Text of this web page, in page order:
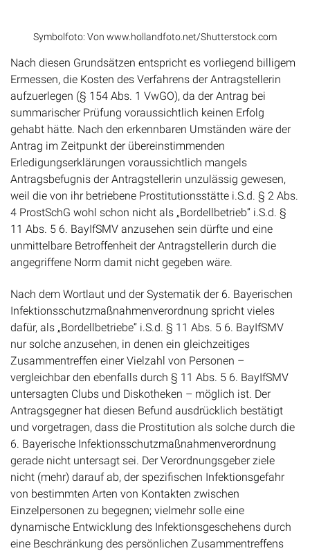
Symbolfoto: Von www.hollandfoto.net/Shutterstock.com
Nach diesen Grundsätzen entspricht es vorliegend billigem
Ermessen, die Kosten des Verfahrens der Antragstellerin
aufzuerlegen (§ 154 Abs. 1 VwGO), da der Antrag bei
summarischer Prüfung voraussichtlich keinen Erfolg
gehabt hätte. Nach den erkennbaren Umständen wäre der
Antrag im Zeitpunkt der übereinstimmenden
Erledigungserklärungen voraussichtlich mangels
Antragsbefugnis der Antragstellerin unzulässig gewesen,
weil die von ihr betriebene Prostitutionsstätte i.S.d. § 2 Abs.
4 ProstSchG wohl schon nicht als „Bordellbetrieb“ i.S.d. §
11 Abs. 5 6. BayIfSMV anzusehen sein dürfte und eine
unmittelbare Betroffenheit der Antragstellerin durch die
angegriffene Norm damit nicht gegeben wäre.
Nach dem Wortlaut und der Systematik der 6. Bayerischen
Infektionsschutzmaßnahmenverordnung spricht vieles
dafür, als „Bordellbetriebe“ i.S.d. § 11 Abs. 5 6. BayIfSMV
nur solche anzusehen, in denen ein gleichzeitiges
Zusammentreffen einer Vielzahl von Personen –
vergleichbar den ebenfalls durch § 11 Abs. 5 6. BayIfSMV
untersagten Clubs und Diskotheken – möglich ist. Der
Antragsgegner hat diesen Befund ausdrücklich bestätigt
und vorgetragen, dass die Prostitution als solche durch die
6. Bayerische Infektionsschutzmaßnahmenverordnung
gerade nicht untersagt sei. Der Verordnungsgeber ziele
nicht (mehr) darauf ab, der spezifischen Infektionsgefahr
von bestimmten Arten von Kontakten zwischen
Einzelpersonen zu begegnen; vielmehr solle eine
dynamische Entwicklung des Infektionsgeschehens durch
eine Beschränkung des persönlichen Zusammentreffens